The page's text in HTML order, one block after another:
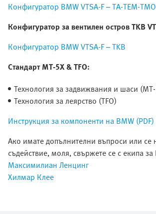
Конфигуратор BMW VTSA-F – TA-TEM-TMO
Конфигуратор за вентилен остров TKB
Конфигуратор BMW VTSA-F – TKB
Стандарт MT-5X & TFO:
Технология за задвижвания и шаси
Технология за леярство (TFO)
Инструкция за компоненти на BMW (PDF)
Ако имате допълнителни въпроси или се
съдействие, моля, свържете се с екипа
Максимилиан Ленцинг
Хилмар Клее